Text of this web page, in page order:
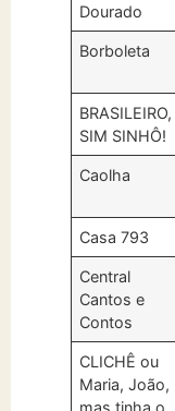
Dourado
Borboleta
BRASILEIRO,
SIM SINHÔ!
Caolha
Casa 793
Central
Cantos e
Contos
CLICHÊ ou
Maria, João,
mas tinha o